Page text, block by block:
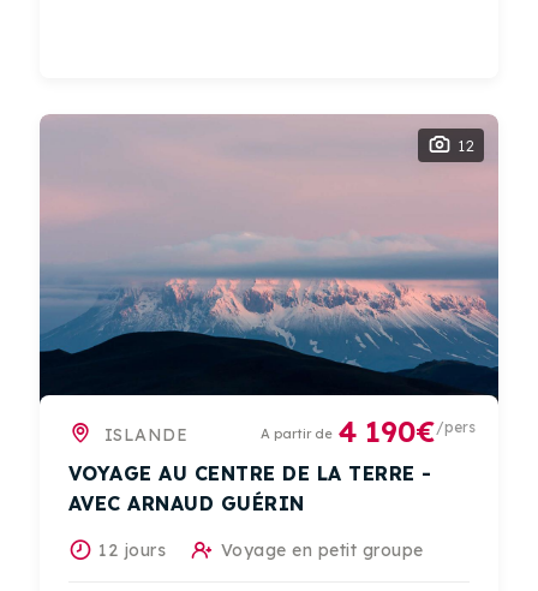
12
ISLANDE A partir de 4 190€/pers
VOYAGE AU CENTRE DE LA TERRE -
AVEC ARNAUD GUÉRIN
12 jours Voyage en petit groupe